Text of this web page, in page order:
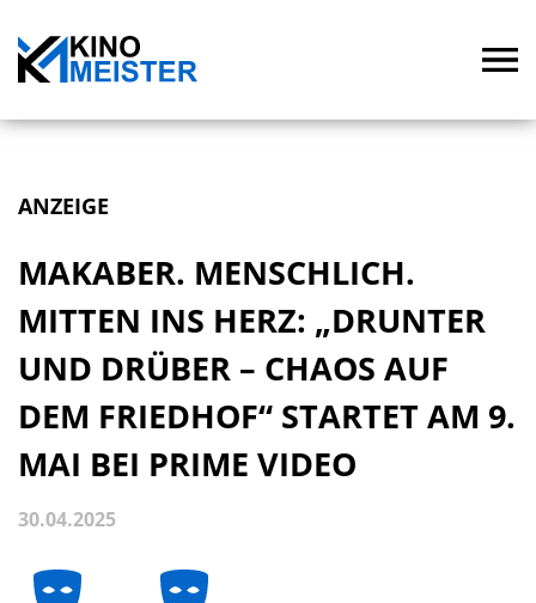
ANZEIGE
MAKABER. MENSCHLICH.
MITTEN INS HERZ: „DRUNTER
UND DRÜBER – CHAOS AUF
DEM FRIEDHOF“ STARTET AM 9.
MAI BEI PRIME VIDEO
30.04.2025